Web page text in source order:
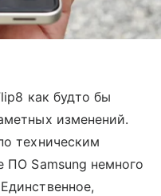
как будто бы
изменений.
техническим
ПО Samsung немного